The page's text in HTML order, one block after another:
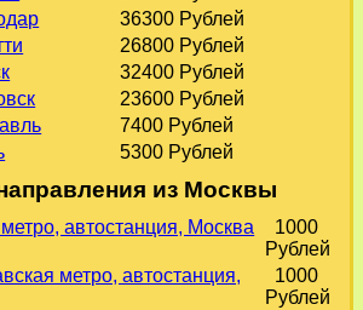
36300 Рублей
26800 Рублей
32400 Рублей
23600 Рублей
7400 Рублей
5300 Рублей
из Москвы
автостанция, Москва
1000
Рублей
метро, автостанция,
1000
Рублей